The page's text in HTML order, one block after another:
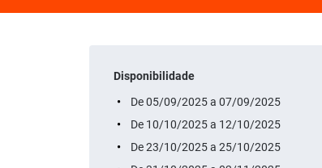
Disponibilidade
De 05/09/2025 a 07/09/2025
De 10/10/2025 a 12/10/2025
De 23/10/2025 a 25/10/2025